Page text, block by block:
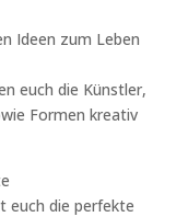
Ideen zum Leben
euch die Künstler,
Formen kreativ
euch die perfekte